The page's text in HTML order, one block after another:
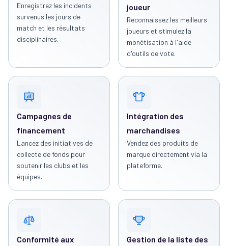
Enregistrez les incidents
survenus les jours de
match et les résultats
disciplinaires.
joueur
Reconnaissez les meilleurs
joueurs et stimulez la
monétisation à l'aide
d'outils de vote.
Campagnes de
financement
Lancez des initiatives de
collecte de fonds pour
soutenir les clubs et les
équipes.
Intégration des
marchandises
Vendez des produits de
marque directement via la
plateforme.
Conformité aux
Gestion de la liste des